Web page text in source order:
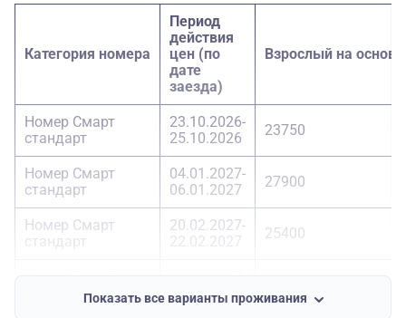
Категория номера
Период
действия
цен (по
дате
заезда)
Взрослый на
Номер Смарт
стандарт
23.10.2026-
25.10.2026
23750
Номер Смарт
стандарт
04.01.2027-
06.01.2027
27900
Номер Смарт
стандарт
20.02.2027-
22.02.2027
25400
стандарт
08.03.2027
Показать все варианты проживания